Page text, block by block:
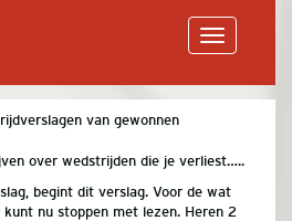
navigation
van gewonnen
over wedstrijden die je verliest…..
begint dit verslag. Voor de wat
nu stoppen met lezen. Heren 2